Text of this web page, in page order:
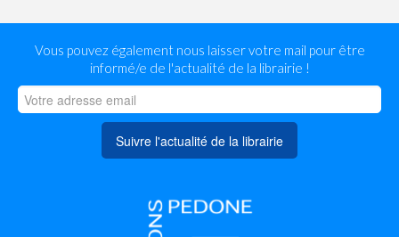
Vous pouvez également nous laisser votre mail pour être
informé/e de l'actualité de la librairie !
Suivre l'actualité de la librairie